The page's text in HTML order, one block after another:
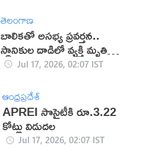
తెలంగాణ
బాలికతో అసభ్య ప్రవర్తన..
స్థానికుల దాడిలో వ్యక్తి మృతి
(వీడియో)
Jul 17, 2026, 02:07 IST
ఆంధ్రప్రదేశ్
APREI సొసైటీకి రూ.3.22
కోట్లు విడుదల
Jul 17, 2026, 02:07 IST